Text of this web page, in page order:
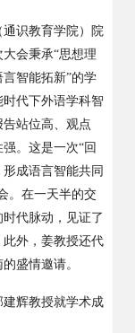
识教育学院）院
会秉承“思想理
智能拓新”的学
代下外语学科智
站位高、观点
。这是一次“回
成语言智能共同
。在一天半的交
代脉动，见证了
外，姜教授还代
盛情邀请。
建辉教授就学术成